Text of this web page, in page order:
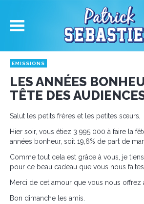
EMISSIONS
LES ANNÉES
TÊTE DES
Salut les petits frères et les petites sœurs,
Hier soir, vous étiez 3 995 000 à faire la
années bonheur, soit 19,6% de part de
Comme tout cela est grâce à vous, je
pour ce beau cadeau que vous nous
Merci de cet amour que vous nous offrez
Bon dimanche les amis.